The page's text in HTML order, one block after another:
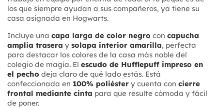
los que siempre ayudan a sus compañeros, ya tiene su
casa asignada en Hogwarts.
Incluye una capa larga de color negro con capucha
amplia trasera y solapa interior amarilla, perfecta
para destacar los colores de la casa más noble del
colegio de magia. El escudo de Hufflepuff impreso en
el pecho deja claro de qué lado estás. Está
confeccionada en 100% poliéster y cuenta con cierre
frontal mediante cinta para que resulte cómoda y fácil
de poner.